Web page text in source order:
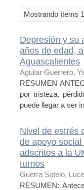
Mostrando ítems
Depresión y su
años de edad,
Aguascalientes
Aguilar Guerrero,
RESUMEN
por tristeza,
puede llegar a ser
Nivel de estrés
de apoyo
adscritos a la
turnos
Guerra Sotelo,
RESUMEN: